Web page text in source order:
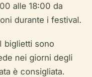
alle 18:00 da
durante i festival.
I biglietti sono
nei giorni degli
è consigliata.